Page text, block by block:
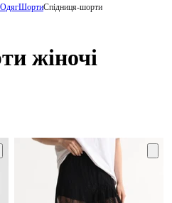
ОдягШортиСпідниця-шорти
жіночі